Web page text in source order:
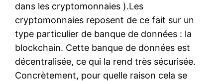
dans les cryptomonnaies ).Les
cryptomonnaies reposent de ce fait sur un
type particulier de banque de données : la
blockchain. Cette banque de données est
décentralisée, ce qui la rend très sécurisée.
Concrètement, pour quelle raison cela se